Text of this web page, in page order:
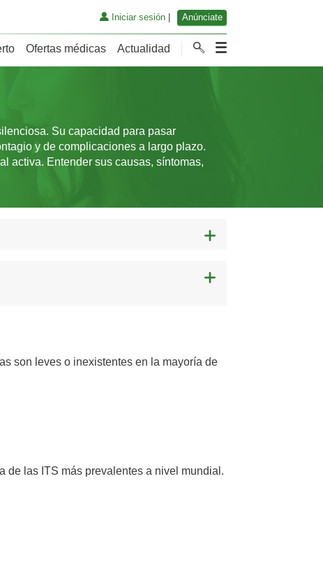
Iniciar sesión| Anúnciate
Ofertas médicas Actualidad
Su capacidad para pasar
y de complicaciones a largo plazo.
activa. Entender sus causas, síntomas,
son leves o inexistentes en la mayoría de
de las ITS más prevalentes a nivel mundial.